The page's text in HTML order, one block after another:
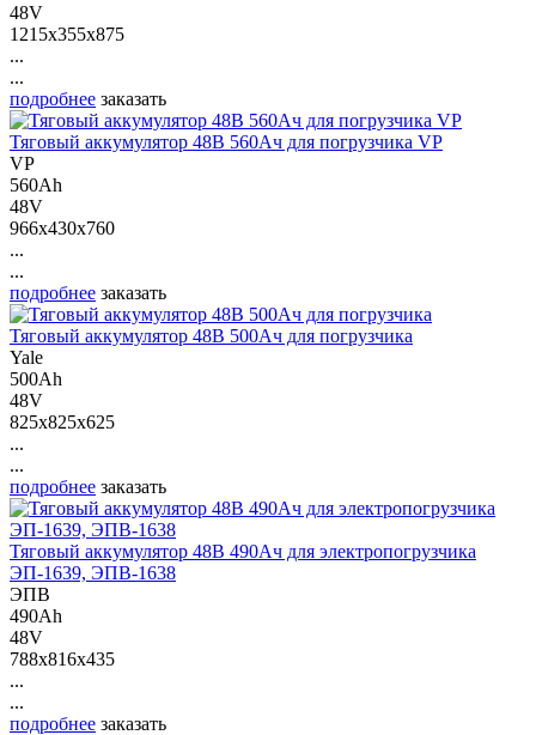
48V
1215x355x875
...
...
подробнее заказать
Тяговый аккумулятор 48В 560Ач для погрузчика VP
VP
560Ah
48V
966x430x760
...
...
подробнее заказать
Тяговый аккумулятор 48В 500Ач для погрузчика
Yale
500Ah
48V
825x825x625
...
...
подробнее заказать
Тяговый аккумулятор 48В 490Ач для электропогрузчика
ЭП-1639, ЭПВ-1638
ЭПВ
490Ah
48V
788x816x435
...
...
подробнее заказать